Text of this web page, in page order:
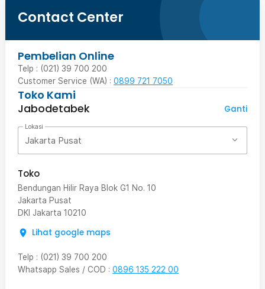
Contact Center
Pembelian Online
Telp : (021) 39 700 200
Customer Service (WA) : 0899 721 7050
Toko Kami
Jabodetabek
Ganti
Lokasi
Jakarta Pusat
Toko
Bendungan Hilir Raya Blok G1 No. 10
Jakarta Pusat
DKI Jakarta 10210
Lihat google maps
Telp : (021) 39 700 200
Whatsapp Sales / COD : 0896 135 222 00